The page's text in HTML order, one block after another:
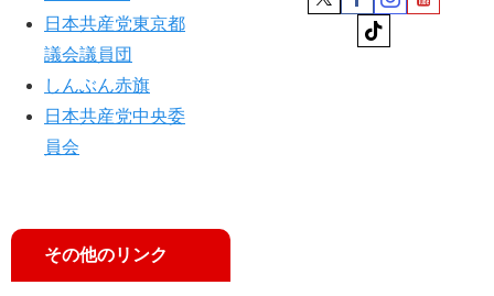
日本共産党東京都
議会議員団
しんぶん赤旗
日本共産党中央委
員会
その他のリンク